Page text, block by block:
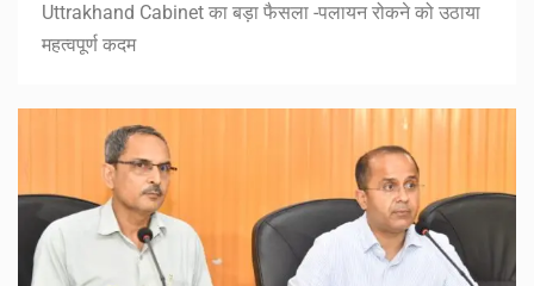
Uttrakhand Cabinet का बड़ा फैसला -पलायन रोकने को उठाया
महत्वपूर्ण कदम